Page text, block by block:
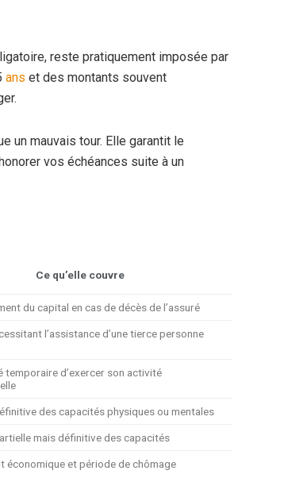
reste pratiquement imposée par
ans et des montants souvent
un mauvais tour. Elle garantit le
vos échéances suite à un
Ce qu’elle couvre
du capital en cas de décès de l’assuré
l’assistance d’une tierce personne
temporaire d’exercer son activité
des capacités physiques ou mentales
mais définitive des capacités
économique et période de chômage